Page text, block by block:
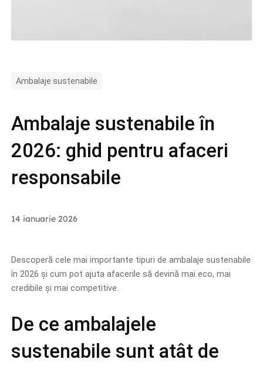
Ambalaje sustenabile
Ambalaje sustenabile în
2026: ghid pentru afaceri
responsabile
14 ianuarie 2026
Descoperă cele mai importante tipuri de ambalaje sustenabile
în 2026 și cum pot ajuta afacerile să devină mai eco, mai
credibile și mai competitive.
De ce ambalajele
sustenabile sunt atât de